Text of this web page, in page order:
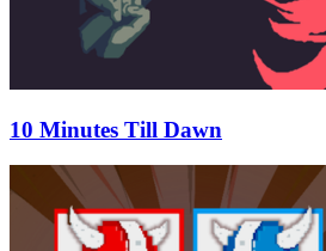
10 Minutes Till Dawn